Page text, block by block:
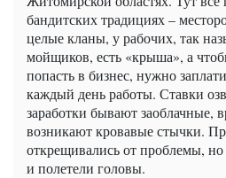
бандитских традициях –
целые кланы, у рабочих, так
мойщиков, есть «крыша», а
попасть в бизнес, нужно
каждый день работы. Ставки
заработки бывают заоблачные,
возникают кровавые стычки.
открещивались от проблемы, но
и полетели головы.